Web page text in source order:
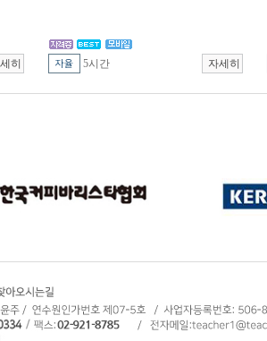
5시간